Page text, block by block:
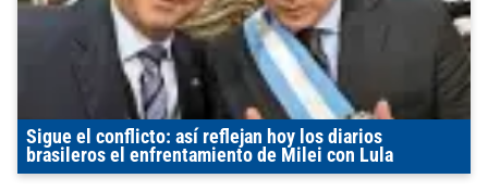
Sigue el conflicto: así reflejan hoy los diarios
brasileros el enfrentamiento de Milei con Lula